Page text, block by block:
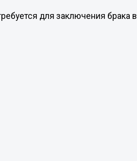
для заключения брака в